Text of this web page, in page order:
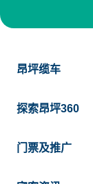
昂坪缆车
探索昂坪360
门票及推广